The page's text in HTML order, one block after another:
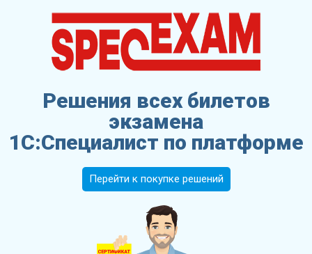
Решения всех билетов
экзамена
1С:Специалист по платформе
Перейти к покупке решений